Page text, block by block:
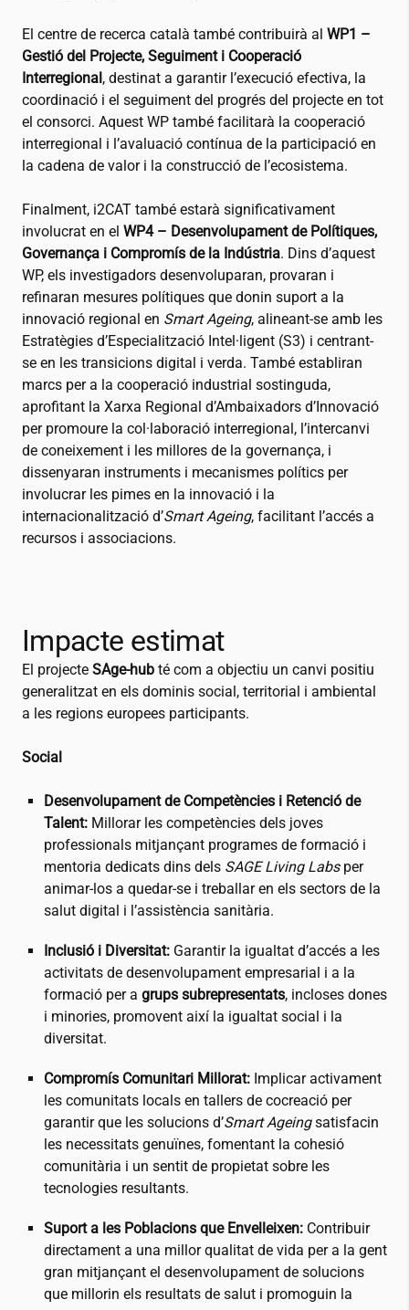
El centre de recerca català també contribuirà al WP1 –
Gestió del Projecte, Seguiment i Cooperació
Interregional, destinat a garantir l’execució efectiva, la
coordinació i el seguiment del progrés del projecte en tot
el consorci. Aquest WP també facilitarà la cooperació
interregional i l’avaluació contínua de la participació en
la cadena de valor i la construcció de l’ecosistema.
Finalment, i2CAT també estarà significativament
involucrat en el WP4 – Desenvolupament de Polítiques,
Governança i Compromís de la Indústria. Dins d’aquest
WP, els investigadors desenvoluparan, provaran i
refinaran mesures polítiques que donin suport a la
innovació regional en Smart Ageing, alineant-se amb les
Estratègies d’Especialització Intel·ligent (S3) i centrant-
se en les transicions digital i verda. També establiran
marcs per a la cooperació industrial sostinguda,
aprofitant la Xarxa Regional d’Ambaixadors d’Innovació
per promoure la col·laboració interregional, l’intercanvi
de coneixement i les millores de la governança, i
dissenyaran instruments i mecanismes polítics per
involucrar les pimes en la innovació i la
internacionalització d’Smart Ageing, facilitant l’accés a
recursos i associacions.
Impacte estimat
El projecte SAge-hub té com a objectiu un canvi positiu
generalitzat en els dominis social, territorial i ambiental
a les regions europees participants.
Social
Desenvolupament de Competències i Retenció de
Talent: Millorar les competències dels joves
professionals mitjançant programes de formació i
mentoria dedicats dins dels SAGE Living Labsper
animar-los a quedar-se i treballar en els sectors de la
salut digital i l’assistència sanitària.
Inclusió i Diversitat: Garantir la igualtat d’accés a les
activitats de desenvolupament empresarial i a la
formació per a grups subrepresentats, incloses dones
i minories, promovent així la igualtat social i la
diversitat.
Compromís Comunitari Millorat: Implicar activament
les comunitats locals en tallers de cocreació per
garantir que les solucions d’Smart Ageingsatisfacin
les necessitats genuïnes, fomentant la cohesió
comunitària i un sentit de propietat sobre les
tecnologies resultants.
Suport a les Poblacions que Envelleixen: Contribuir
directament a una millor qualitat de vida per a la gent
gran mitjançant el desenvolupament de solucions
que millorin els resultats de salut i promoguin la